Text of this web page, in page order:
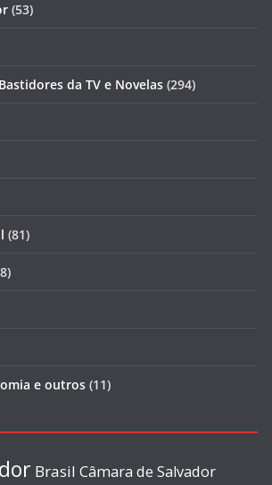
(53)
da TV e Novelas (294)
(81)
e outros (11)
Brasil Câmara de Salvador